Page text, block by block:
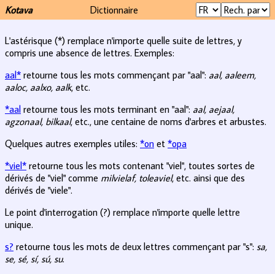
Kotava Dictionnaire
L'astérisque (*) remplace n'importe quelle suite de lettres, y
compris une absence de lettres. Exemples:
aal* retourne tous les mots commençant par "aal": aal, aaleem,
aaloc, aalxo, aalk, etc.
*aal retourne tous les mots terminant en "aal": aal, aejaal,
agzonaal, bilkaal, etc., une centaine de noms d'arbres et arbustes.
Quelques autres exemples utiles: *on et *opa
*viel* retourne tous les mots contenant "viel", toutes sortes de
dérivés de "viel" comme milvielaf, toleaviel, etc. ainsi que des
dérivés de "viele".
Le point d'interrogation (?) remplace n'importe quelle lettre
unique.
s? retourne tous les mots de deux lettres commençant par "s": sa,
se, sé, sí, sú, su.